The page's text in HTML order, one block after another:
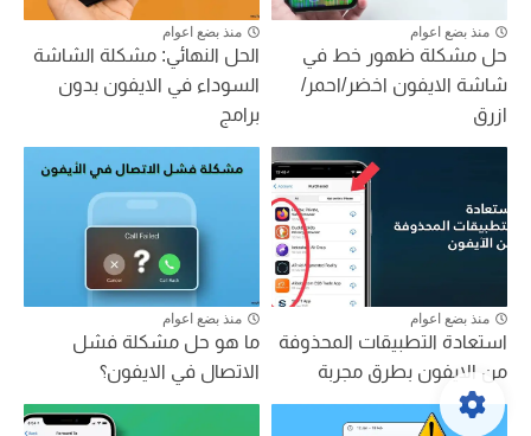
منذ بضع اعوام
حل مشكلة ظهور خط في
شاشة الايفون اخضر/احمر/
ازرق
منذ بضع اعوام
الحل النهائي: مشكلة الشاشة
السوداء في الايفون بدون
برامج
منذ بضع اعوام
استعادة التطبيقات المحذوفة
من الايفون بطرق مجربة
منذ بضع اعوام
ما هو حل مشكلة فشل
الاتصال في الايفون؟